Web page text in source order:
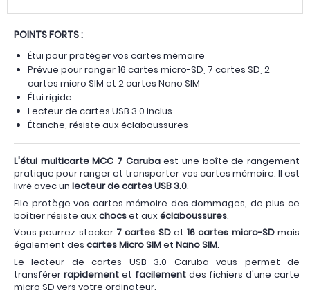
POINTS FORTS :
Étui pour protéger vos cartes mémoire
Prévue pour ranger 16 cartes micro-SD, 7 cartes SD, 2
cartes micro SIM et 2 cartes Nano SIM
Étui rigide
Lecteur de cartes USB 3.0 inclus
Étanche, résiste aux éclaboussures
L'étui multicarte MCC 7 Carubaest une boîte de rangement
pratique pour ranger et transporter vos cartes mémoire. Il est
livré avec un lecteur de cartes USB 3.0.
Elle protège vos cartes mémoire des dommages, de plus ce
boîtier résiste auxchocset auxéclaboussures.
Vous pourrez stocker 7 cartes SDet16 cartes micro-SDmais
également des cartes Micro SIMet Nano SIM.
Le lecteur de cartes USB 3.0 Caruba vous permet de
transférer rapidement et facilement des fichiers d'une carte
micro SD vers votre ordinateur.